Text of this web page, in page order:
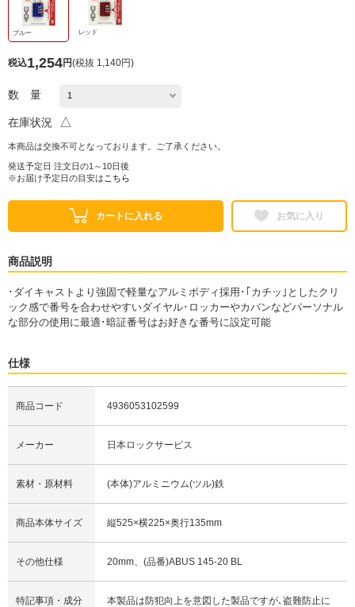
ブルー レッド
税込1,254円(税抜 1,140円)
数 量
在庫状況 △
本商品は交換不可となっております。ご了承ください。
発送予定日 注文日の1～10日後
※お届け予定日の目安は こちら
カートに入れる お気に入り
商品説明
･ダイキャストより強固で軽量なアルミボディ採用･｢カチッ｣としたクリ
ック感で番号を合わせやすいダイヤル･ロッカーやカバンなどパーソナル
な部分の使用に最適･暗証番号はお好きな番号に設定可能
仕様
商品コード 4936053102599
メーカー 日本ロックサービス
素材・原材料 (本体)アルミニウム(ツル)鉄
商品本体サイズ 縦525×横225×奥行135mm
その他仕様 20mm、(品番)ABUS 145-20 BL
特記事項・成分
本製品は防犯向上を意図した製品ですが､盗難防止に